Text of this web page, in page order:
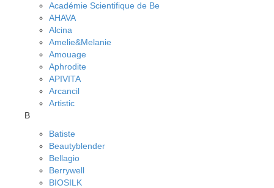
Académie Scientifique de Be
AHAVA
Alcina
Amelie&Melanie
Amouage
Aphrodite
APIVITA
Arcancil
Artistic
B
Batiste
Beautyblender
Bellagio
Berrywell
BIOSILK